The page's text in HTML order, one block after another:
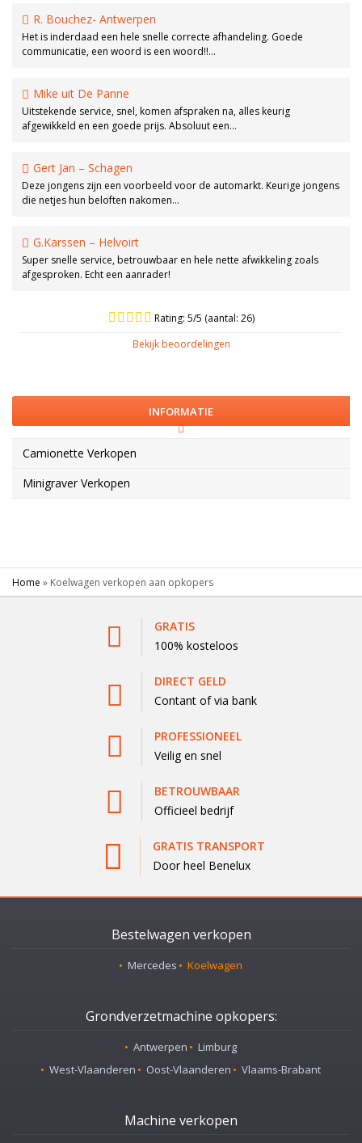
R. Bouchez- Antwerpen
Het is inderdaad een hele snelle correcte afhandeling. Goede
communicatie, een woord is een woord!!…
Mike uit De Panne
Uitstekende service, snel, komen afspraken na, alles keurig
afgewikkeld en een goede prijs. Absoluut een…
Gert Jan – Schagen
Deze jongens zijn een voorbeeld voor de automarkt. Keurige jongens
die netjes hun beloften nakomen…
G.Karssen – Helvoirt
Super snelle service, betrouwbaar en hele nette afwikkeling zoals
afgesproken. Echt een aanrader!
Rating: 5/5 (aantal: 26)
Bekijk beoordelingen
INFORMATIE
Camionette Verkopen
Minigraver Verkopen
Home » Koelwagen verkopen aan opkopers
GRATIS
100% kosteloos
DIRECT GELD
Contant of via bank
PROFESSIONEEL
Veilig en snel
BETROUWBAAR
Officieel bedrijf
GRATIS TRANSPORT
Door heel Benelux
Bestelwagen verkopen
Mercedes Koelwagen
Grondverzetmachine opkopers:
Antwerpen
Limburg
West-Vlaanderen
Oost-Vlaanderen Vlaams-Brabant
Machine verkopen